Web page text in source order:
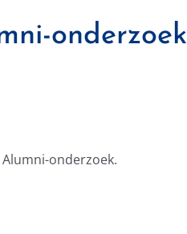
onderzoek
onderzoek.